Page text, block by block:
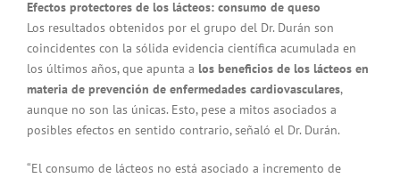
Efectos protectores de los lácteos: consumo de queso
Los resultados obtenidos por el grupo del Dr. Durán son
coincidentes con la sólida evidencia científica acumulada en
los últimos años, que apunta a los beneficios de los lácteos en
materia de prevención de enfermedades cardiovasculares,
aunque no son las únicas. Esto, pese a mitos asociados a
posibles efectos en sentido contrario, señaló el Dr. Durán.
“El consumo de lácteos no está asociado a incremento de